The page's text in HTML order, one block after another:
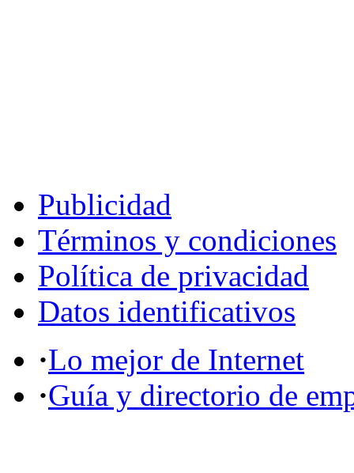
Publicidad
Términos y condiciones
Política de privacidad
Datos identificativos
·Lo mejor de Internet
·Guía y directorio de